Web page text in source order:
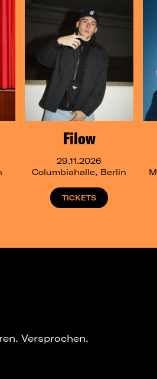
Filow
29.11.2026
Columbiahalle, Berlin
TICKETS
Versprochen.